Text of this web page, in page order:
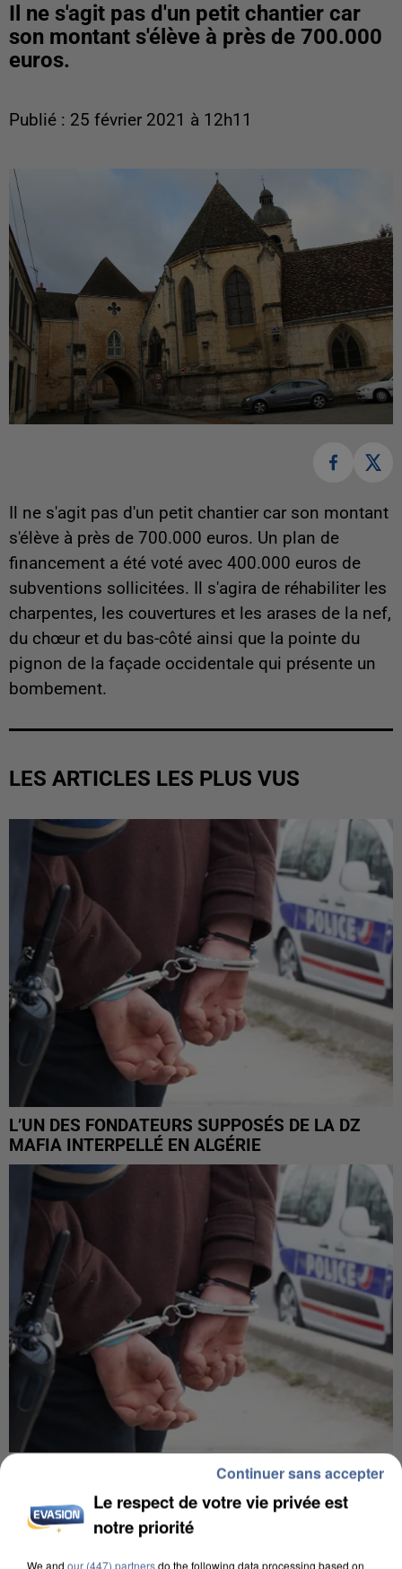
Il ne s'agit pas d'un petit chantier car
son montant s'élève à près de 700.000
euros.
Publié : 25 février 2021 à 12h11
Il ne s'agit pas d'un petit chantier car son montant
s'élève à près de 700.000 euros. Un plan de
financement a été voté avec 400.000 euros de
subventions sollicitées. Il s'agira de réhabiliter les
charpentes, les couvertures et les arases de la nef,
du chœur et du bas-côté ainsi que la pointe du
pignon de la façade occidentale qui présente un
bombement.
LES ARTICLES LES PLUS VUS
L’UN DES FONDATEURS SUPPOSÉS DE LA DZ
MAFIA INTERPELLÉ EN ALGÉRIE
UN SECOND CADRE DE LA DZ MAFIA
INTERPELLÉ EN ALGÉRIE
Le respect de votre vie privée est
notre priorité
We and our (447) partnersdo the following data processing based on
Continuer sans accepter